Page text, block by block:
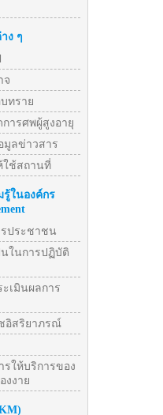
ง ๆ
จ
ทราย
ารศพผู้สูงอายุ
มูลข่าวสาร
ใช้สถานที่
รู้ในองค์กร
รประชาชน
ในการปฏิบัติ
เมินผลการ
อิสริยาภรณ์
ให้บริการของ
งงาย